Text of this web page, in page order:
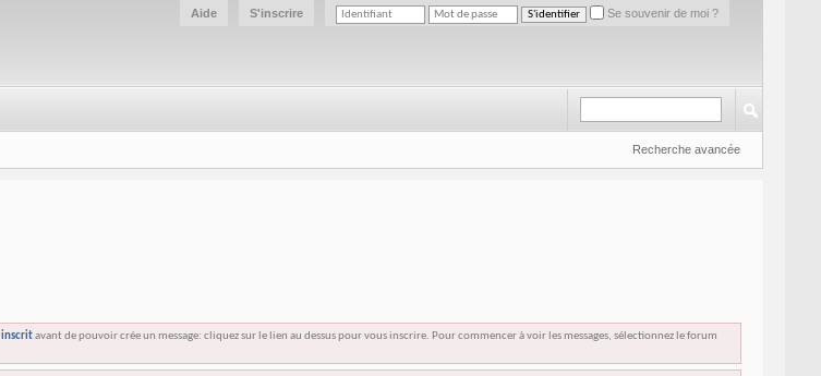
Se souvenir de moi ?
S'inscrire
Aide
Recherche avancée
inscritavant de pouvoir crée un message: cliquez sur le lien au dessus pour vous inscrire. Pour commencer à voir les messages, sélectionnez le forum